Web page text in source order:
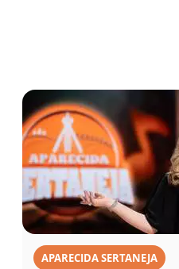
APARECIDA SERTANEJA